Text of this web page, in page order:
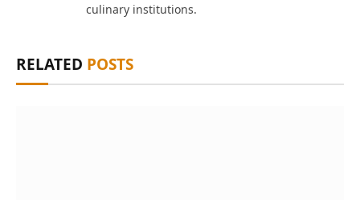
culinary institutions.
RELATED POSTS